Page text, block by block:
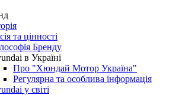
та цінності
Бренду
в Україні
Про "Хюндай Мотор Україна"
Регулярна та особлива інформація
у світі